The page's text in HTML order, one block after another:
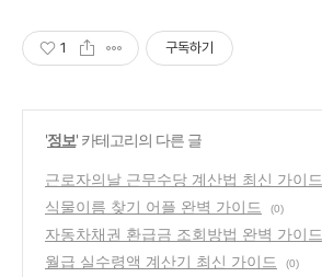
1 구독하기
'정보' 카테고리의 다른 글
근로자의날 근무수당 계산법 최신 가이드
식물이름 찾기 어플 완벽 가이드 (0)
자동차채권 환급금 조회방법 완벽 가이드
월급 실수령액 계산기 최신 가이드 (0)